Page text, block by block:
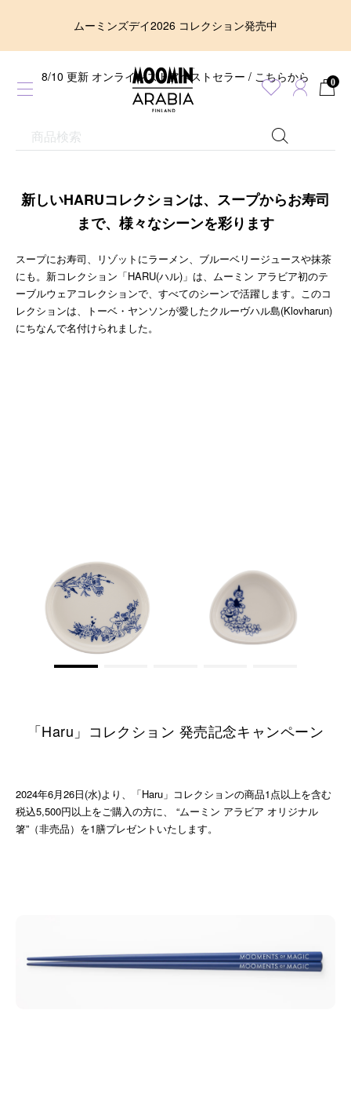
ムーミンズデイ2026 コレクション発売中
8/10 更新 オンラインストアベストセラー / こちらから 0
新しいHARUコレクションは、スープからお寿司
まで、様々なシーンを彩ります
スープにお寿司、リゾットにラーメン、ブルーベリージュースや抹茶
にも。新コレクション「HARU(ハル)」は、ムーミン アラビア初のテ
ーブルウェアコレクションで、すべてのシーンで活躍します。このコ
レクションは、トーベ・ヤンソンが愛したクルーヴハル島(Klovharun)
にちなんで名付けられました。
ムーミン オーバルプレート
16cm ハル
¥3,850 [税込]
ウル ハル
¥1,980 [税込]
「Haru」コレクション 発売記念キャンペーン
2024年6月26日(水)より、「Haru」コレクションの商品1点以上を含む
税込5,500円以上をご購入の方に、 “ムーミン アラビア オリジナル
箸”（非売品）を1膳プレゼントいたします。